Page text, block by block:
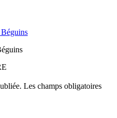
Les champs obligatoires